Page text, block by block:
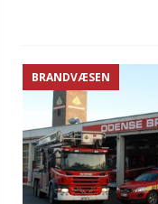
BRANDVÆSEN